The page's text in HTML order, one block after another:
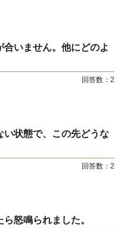
合いません。他にどのよ
回答数： 2
状態で、この先どうな
回答数： 2
怒鳴られました。